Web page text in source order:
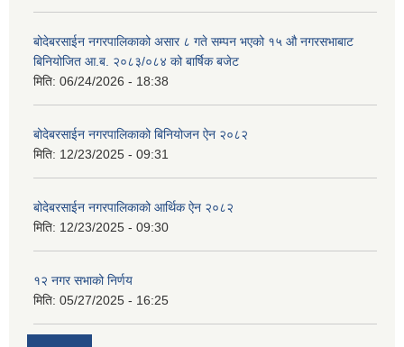
बोदेबरसाईन नगरपालिकाको असार ८ गते सम्पन भएको १५ ‍‍‍औ नगरसभाबाट
बिनियोजित आ.ब. २०८३/०८४ को बार्षिक बजेट
मिति: 06/24/2026 - 18:38
बोदेबरसाईन नगरपालिकाको बिनियोजन ऐन २०८२
मिति: 12/23/2025 - 09:31
बोदेबरसाईन नगरपालिकाको आर्थिक ऐन २०८२
मिति: 12/23/2025 - 09:30
१२ नगर सभाको निर्णय
मिति: 05/27/2025 - 16:25